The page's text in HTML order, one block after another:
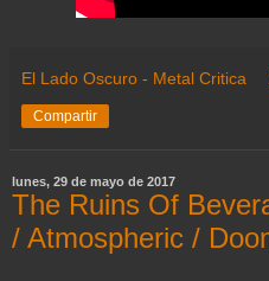
El Lado Oscuro - Metal Critica
Compartir
lunes, 29 de mayo de 2017
The Ruins Of
/ Atmospheric /